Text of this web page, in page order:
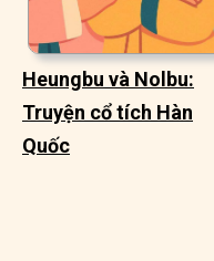
Heungbu và Nolbu:
Truyện cổ tích Hàn
Quốc